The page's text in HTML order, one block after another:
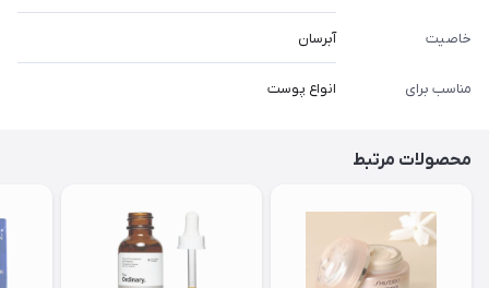
خاصیت آبرسان
مناسب برای انواع پوست
محصولات مرتبط